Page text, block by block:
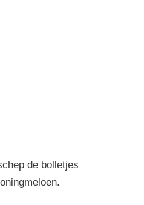
de bolletjes